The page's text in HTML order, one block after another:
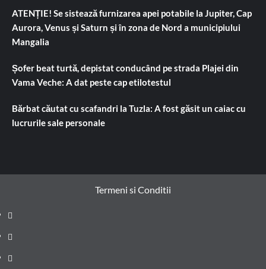
ATENȚIE! Se sistează furnizarea apei potabile la Jupiter, Cap
Aurora, Venus și Saturn și în zona de Nord a municipiului
Mangalia
Șofer beat turtă, depistat conducând pe strada Plajei din
Vama Veche: A dat peste cap etilotestul
Bărbat căutat cu scafandri la Tuzla: A fost găsit un caiac cu
lucrurile sale personale
Termeni si Conditii
Prima
pagină
Știri
de
Administrație